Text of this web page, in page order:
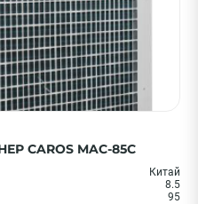
CAROS MAC-85С
Китай
8.5
95